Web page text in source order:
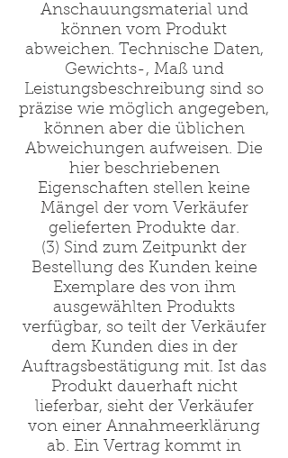
Anschauungsmaterial und
können vom Produkt
abweichen. Technische Daten,
Gewichts-, Maß und
Leistungsbeschreibung sind so
präzise wie möglich angegeben,
können aber die üblichen
Abweichungen aufweisen. Die
hier beschriebenen
Eigenschaften stellen keine
Mängel der vom Verkäufer
gelieferten Produkte dar.
(3) Sind zum Zeitpunkt der
Bestellung des Kunden keine
Exemplare des von ihm
ausgewählten Produkts
verfügbar, so teilt der Verkäufer
dem Kunden dies in der
Auftragsbestätigung mit. Ist das
Produkt dauerhaft nicht
lieferbar, sieht der Verkäufer
von einer Annahmeerklärung
ab. Ein Vertrag kommt in